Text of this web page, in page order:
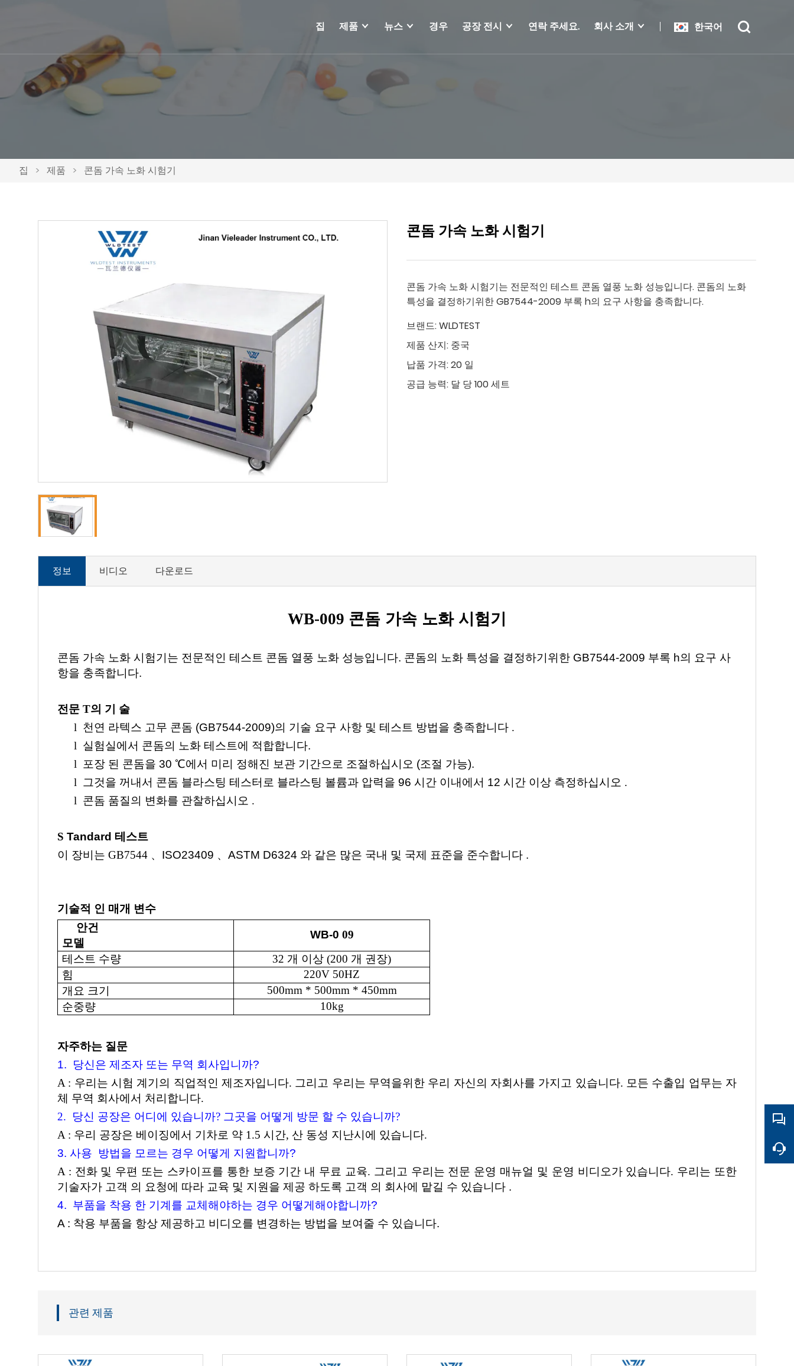
한국어
집 제품 뉴스 경우 공장 전시 연락 주세요. 회사 소개
집 > 제품 > 콘돔 가속 노화 시험기
콘돔 가속 노화 시험기
콘돔 가속 노화 시험기는 전문적인 테스트 콘돔 열풍 노화 성능입니다. 콘돔의 노화
특성을 결정하기위한 GB7544-2009 부록 h의 요구 사항을 충족합니다.
브랜드:WLDTEST
제품 산지: 중국
납품 가격:20 일
공급 능력: 달 당 100 세트
정보 비디오 다운로드
WB-009 콘돔 가속 노화 시험기
콘돔 가속 노화 시험기는 전문적인 테스트 콘돔 열풍 노화 성능입니다. 콘돔의 노화 특성을 결정하기위한 GB7544-2009 부록 h의 요구 사
항을 충족합니다.
전문 T의 기 술
l 천연 라텍스 고무 콘돔 (GB7544-2009)의 기술 요구 사항 및 테스트 방법을 충족합니다 .
l 실험실에서 콘돔의 노화 테스트에 적합합니다.
l 포장 된 콘돔을 30 ℃에서 미리 정해진 보관 기간으로 조절하십시오 (조절 가능).
l
그것을 꺼내서 콘돔 블라스팅 테스터로 블라스팅 볼륨과 압력을 96 시간 이내에서 12 시간 이상 측정하십시오 .
l 콘돔 품질의 변화를 관찰하십시오 .
S Tandard 테스트
이 장비는 GB7544 、 ISO23409 、 ASTM D6324 와 같은 많은 국내 및 국제 표준을 준수합니다 .
기술적 인 매개 변수
안건
모델
WB-0 09
테스트 수량
32 개 이상 (200 개 권장)
힘
220V 50HZ
개요 크기
500mm * 500mm * 450mm
순중량
10kg
자주하는 질문
1. 당신은 제조자 또는 무역 회사입니까?
A : 우리는 시험 계기의 직업적인 제조자입니다. 그리고 우리는 무역을위한 우리 자신의 자회사를 가지고 있습니다. 모든 수출입 업무는 자
체 무역 회사에서 처리합니다.
2. 당신 공장은 어디에 있습니까? 그곳을 어떻게 방문 할 수 있습니까?
A : 우리 공장은 베이징에서 기차로 약 1.5 시간, 산 동성 지난시에 있습니다.
3. 사용 방법을 모르는 경우 어떻게 지원합니까?
A : 전화 및 우편 또는 스카이프를 통한 보증 기간 내 무료 교육. 그리고 우리는 전문 운영 매뉴얼 및 운영 비디오가 있습니다. 우리는 또한
기술자가 고객 의 요청에 따라 교육 및 지원을 제공 하도록 고객 의 회사에 맡길 수 있습니다 .
4. 부품을 착용 한 기계를 교체해야하는 경우 어떻게해야합니까?
A : 착용 부품을 항상 제공하고 비디오를 변경하는 방법을 보여줄 수 있습니다.
관련 제품